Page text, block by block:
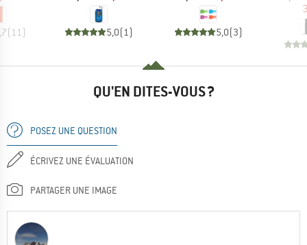
(11 ) 5,0(1 ) 5,0(3)
QU'EN DITES-VOUS ?
POSEZ UNE QUESTION
ÉCRIVEZ UNE ÉVALUATION
PARTAGER UNE IMAGE